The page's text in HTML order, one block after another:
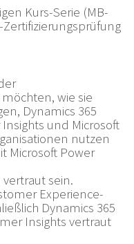
Kurs-Serie (MB-
Zertifizierungsprüfung
wie sie
Dynamics 365
und Microsoft
nutzen
Microsoft Power
sein.
Experience-
Dynamics 365
Insights vertraut